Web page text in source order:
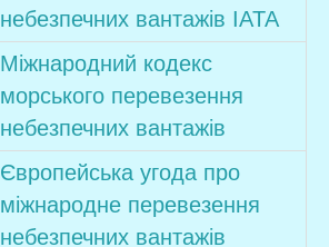
небезпечних вантажів ІATA
Міжнародний кодекс
морського перевезення
небезпечних вантажів
Європейська угода про
міжнародне перевезення
небезпечних вантажів